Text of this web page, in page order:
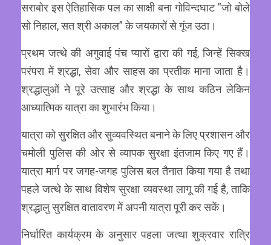
सराबोर इस ऐतिहासिक पल का साक्षी बना गोविन्दघाट “जो बोले
सो निहाल, सत श्री अकाल” के जयकारों से गूंज उठा।
प्रथम जत्थे की अगुवाई पंच प्यारों द्वारा की गई, जिन्हें सिक्ख
परंपरा में श्रद्धा, सेवा और साहस का प्रतीक माना जाता है।
श्रद्धालुओं ने पूरे उत्साह और श्रद्धा के साथ कठिन लेकिन
आध्यात्मिक यात्रा का शुभारंभ किया।
यात्रा को सुरक्षित और सुव्यवस्थित बनाने के लिए प्रशासन और
चमोली पुलिस की ओर से व्यापक सुरक्षा इंतजाम किए गए हैं।
यात्रा मार्ग पर जगह-जगह पुलिस बल तैनात किया गया है तथा
पहले जत्थे के साथ विशेष सुरक्षा व्यवस्था लागू की गई है, ताकि
श्रद्धालु सुरक्षित वातावरण में अपनी यात्रा पूरी कर सकें।
निर्धारित कार्यक्रम के अनुसार पहला जत्था शुक्रवार रात्रि